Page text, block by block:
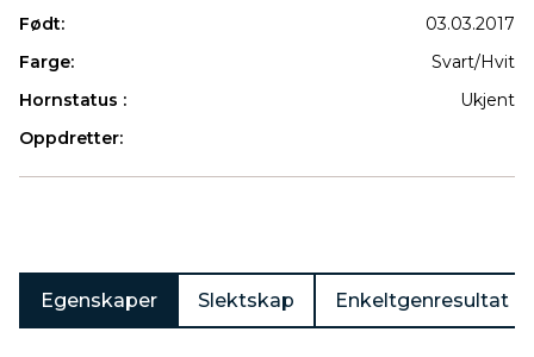
Født:
03.03.2017
Farge:
Svart/Hvit
Hornstatus :
Ukjent
Oppdretter:
Egenskaper Slektskap Enkeltgenresultat